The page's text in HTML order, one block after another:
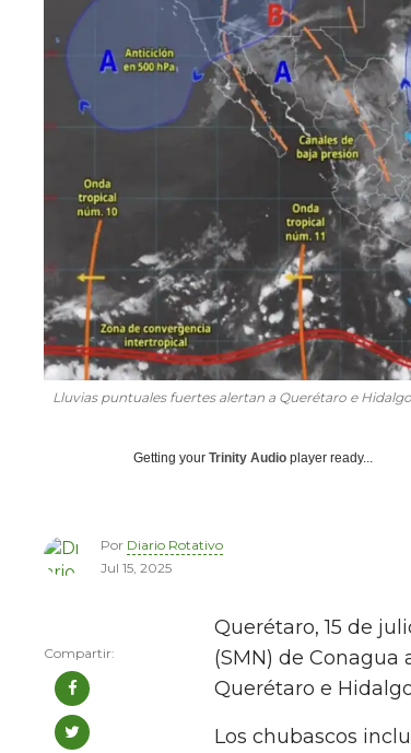
Lluvias puntuales fuertes alertan a Querétaro e
Getting your Trinity Audio player ready...
Por Diario Rotativo
Jul 15, 2025
Querétaro, 15 de
(SMN) de
Querétaro e
Los chubascos